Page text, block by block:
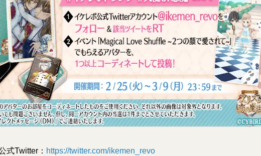
式Twitter： https://twitter.com/ikemen_revo